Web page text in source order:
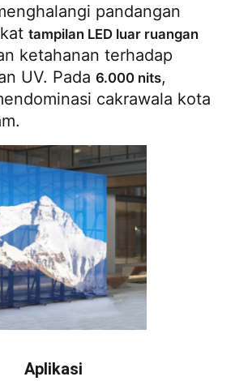
pandangan
tampilan LED luar ruangan
ketahanan terhadap
UV. Pada 6.000 nits,
cakrawala kota
Aplikasi